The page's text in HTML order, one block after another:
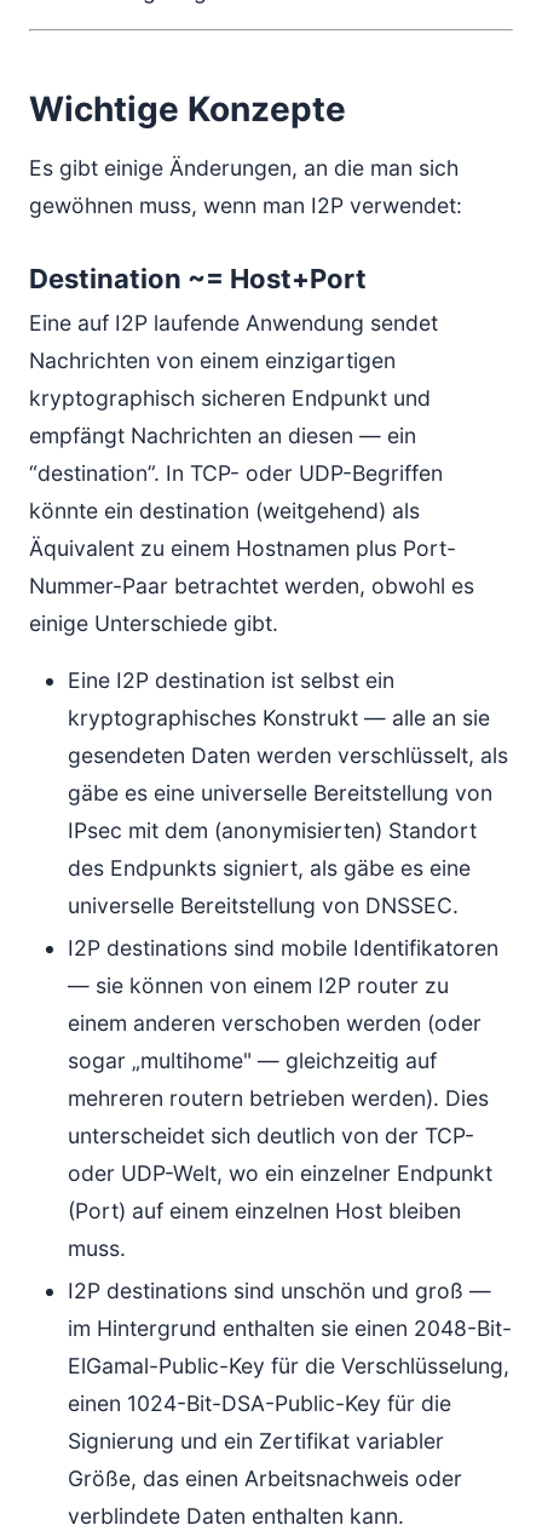
Wichtige Konzepte
Es gibt einige Änderungen, an die man sich
gewöhnen muss, wenn man I2P verwendet:
Destination ~= Host+Port
Eine auf I2P laufende Anwendung sendet
Nachrichten von einem einzigartigen
kryptographisch sicheren Endpunkt und
empfängt Nachrichten an diesen — ein
“destination”. In TCP- oder UDP-Begriffen
könnte ein destination (weitgehend) als
Äquivalent zu einem Hostnamen plus Port-
Nummer-Paar betrachtet werden, obwohl es
einige Unterschiede gibt.
Eine I2P destination ist selbst ein
kryptographisches Konstrukt — alle an sie
gesendeten Daten werden verschlüsselt, als
gäbe es eine universelle Bereitstellung von
IPsec mit dem (anonymisierten) Standort
des Endpunkts signiert, als gäbe es eine
universelle Bereitstellung von DNSSEC.
I2P destinations sind mobile Identifikatoren
— sie können von einem I2P router zu
einem anderen verschoben werden (oder
sogar „multihome" — gleichzeitig auf
mehreren routern betrieben werden). Dies
unterscheidet sich deutlich von der TCP-
oder UDP-Welt, wo ein einzelner Endpunkt
(Port) auf einem einzelnen Host bleiben
muss.
I2P destinations sind unschön und groß —
im Hintergrund enthalten sie einen 2048-Bit-
ElGamal-Public-Key für die Verschlüsselung,
einen 1024-Bit-DSA-Public-Key für die
Signierung und ein Zertifikat variabler
Größe, das einen Arbeitsnachweis oder
verblindete Daten enthalten kann.